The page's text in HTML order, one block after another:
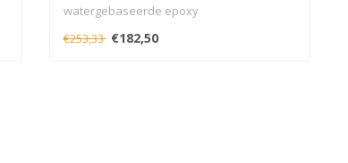
watergebaseerde epoxy
garagevloercoati..
€253,33 €182,50